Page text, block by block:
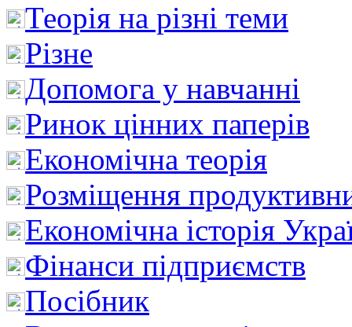
Теорія на різні теми
Різне
Допомога у навчанні
Ринок цінних паперів
Економічна теорія
Розміщення
Економічна історія
Фінанси підприємств
Посібник